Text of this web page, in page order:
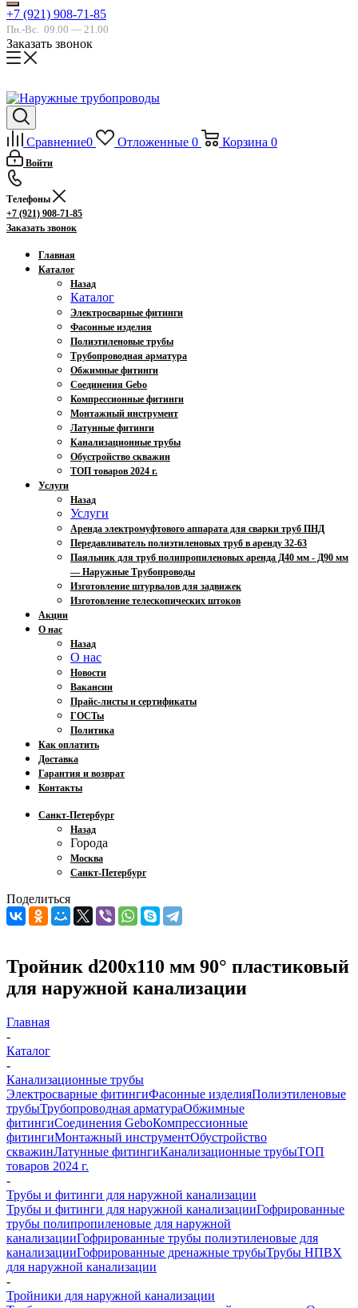
+7 (921) 908-71-85
Пн.-Вс. 09.00 — 21.00
Заказать звонок
Сравнение0 Отложенные 0 Корзина 0
Войти
Телефоны
+7 (921) 908-71-85
Заказать звонок
Главная
Каталог
Назад
Каталог
Электросварные фитинги
Фасонные изделия
Полиэтиленовые трубы
Трубопроводная арматура
Обжимные фитинги
Соединения Gebo
Компрессионные фитинги
Монтажный инструмент
Латунные фитинги
Канализационные трубы
Обустройство скважин
ТОП товаров 2024 г.
Услуги
Назад
Услуги
Аренда электромуфтового аппарата для сварки труб ПНД
Передавливатель полиэтиленовых труб в аренду 32-63
Паяльник для труб полипропиленовых аренда Д40 мм - Д90 мм
— Наружные Трубопроводы
Изготовление штурвалов для задвижек
Изготовление телескопических штоков
Акции
О нас
Назад
О нас
Новости
Вакансии
Прайс-листы и сертификаты
ГОСТы
Политика
Как оплатить
Доставка
Гарантия и возврат
Контакты
Санкт-Петербург
Назад
Города
Москва
Санкт-Петербург
Поделиться
Тройник d200х110 мм 90° пластиковый
для наружной канализации
Главная
-
Каталог
-
Канализационные трубы
Электросварные фитингиФасонные изделияПолиэтиленовые
трубыТрубопроводная арматураОбжимные
фитингиСоединения GeboКомпрессионные
фитингиМонтажный инструментОбустройство
скважинЛатунные фитингиКанализационные трубыТОП
товаров 2024 г.
-
Трубы и фитинги для наружной канализации
Трубы и фитинги для наружной канализацииГофрированные
трубы полипропиленовые для наружной
канализацииГофрированные трубы полиэтиленовые для
канализацииГофрированные дренажные трубыТрубы НПВХ
для наружной канализации
-
Тройники для наружной канализации